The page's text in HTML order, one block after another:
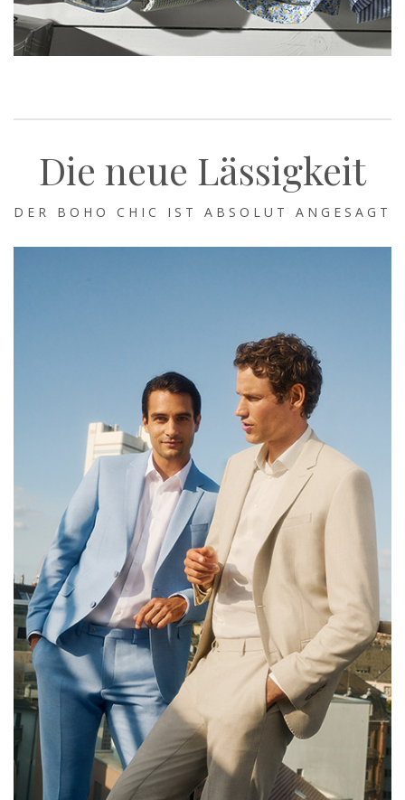
Die neue Lässigkeit
DER BOHO CHIC IST ABSOLUT ANGESAGT